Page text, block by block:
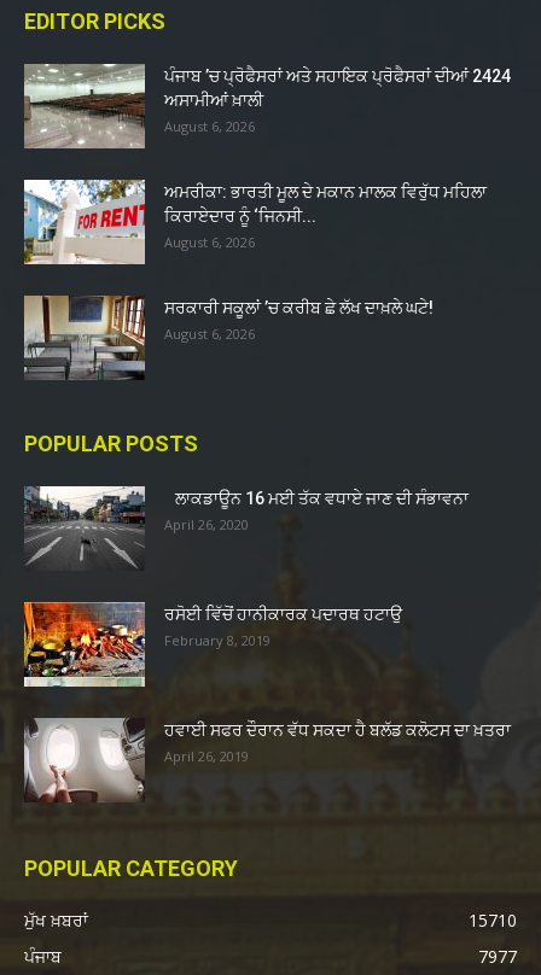
EDITOR PICKS
ਪੰਜਾਬ ’ਚ ਪ੍ਰੋਫੈਸਰਾਂ ਅਤੇ ਸਹਾਇਕ ਪ੍ਰੋਫੈਸਰਾਂ ਦੀਆਂ 2424
ਅਸਾਮੀਆਂ ਖ਼ਾਲੀ
August 6, 2026
ਅਮਰੀਕਾ: ਭਾਰਤੀ ਮੂਲ ਦੇ ਮਕਾਨ ਮਾਲਕ ਵਿਰੁੱਧ ਮਹਿਲਾ
ਕਿਰਾਏਦਾਰ ਨੂੰ ‘ਜਿਨਸੀ...
August 6, 2026
ਸਰਕਾਰੀ ਸਕੂਲਾਂ ’ਚ ਕਰੀਬ ਛੇ ਲੱਖ ਦਾਖ਼ਲੇ ਘਟੇ!
August 6, 2026
POPULAR POSTS
ਲਾਕਡਾਊਨ 16 ਮਈ ਤੱਕ ਵਧਾਏ ਜਾਣ ਦੀ ਸੰਭਾਵਨਾ
April 26, 2020
ਰਸੋਈ ਵਿੱਚੋਂ ਹਾਨੀਕਾਰਕ ਪਦਾਰਥ ਹਟਾਉ
February 8, 2019
ਹਵਾਈ ਸਫਰ ਦੌਰਾਨ ਵੱਧ ਸਕਦਾ ਹੈ ਬਲੱਡ ਕਲੋਟਸ ਦਾ ਖ਼ਤਰਾ
April 26, 2019
POPULAR CATEGORY
ਮੁੱਖ ਖ਼ਬਰਾਂ
15710
ਪੰਜਾਬ
7977